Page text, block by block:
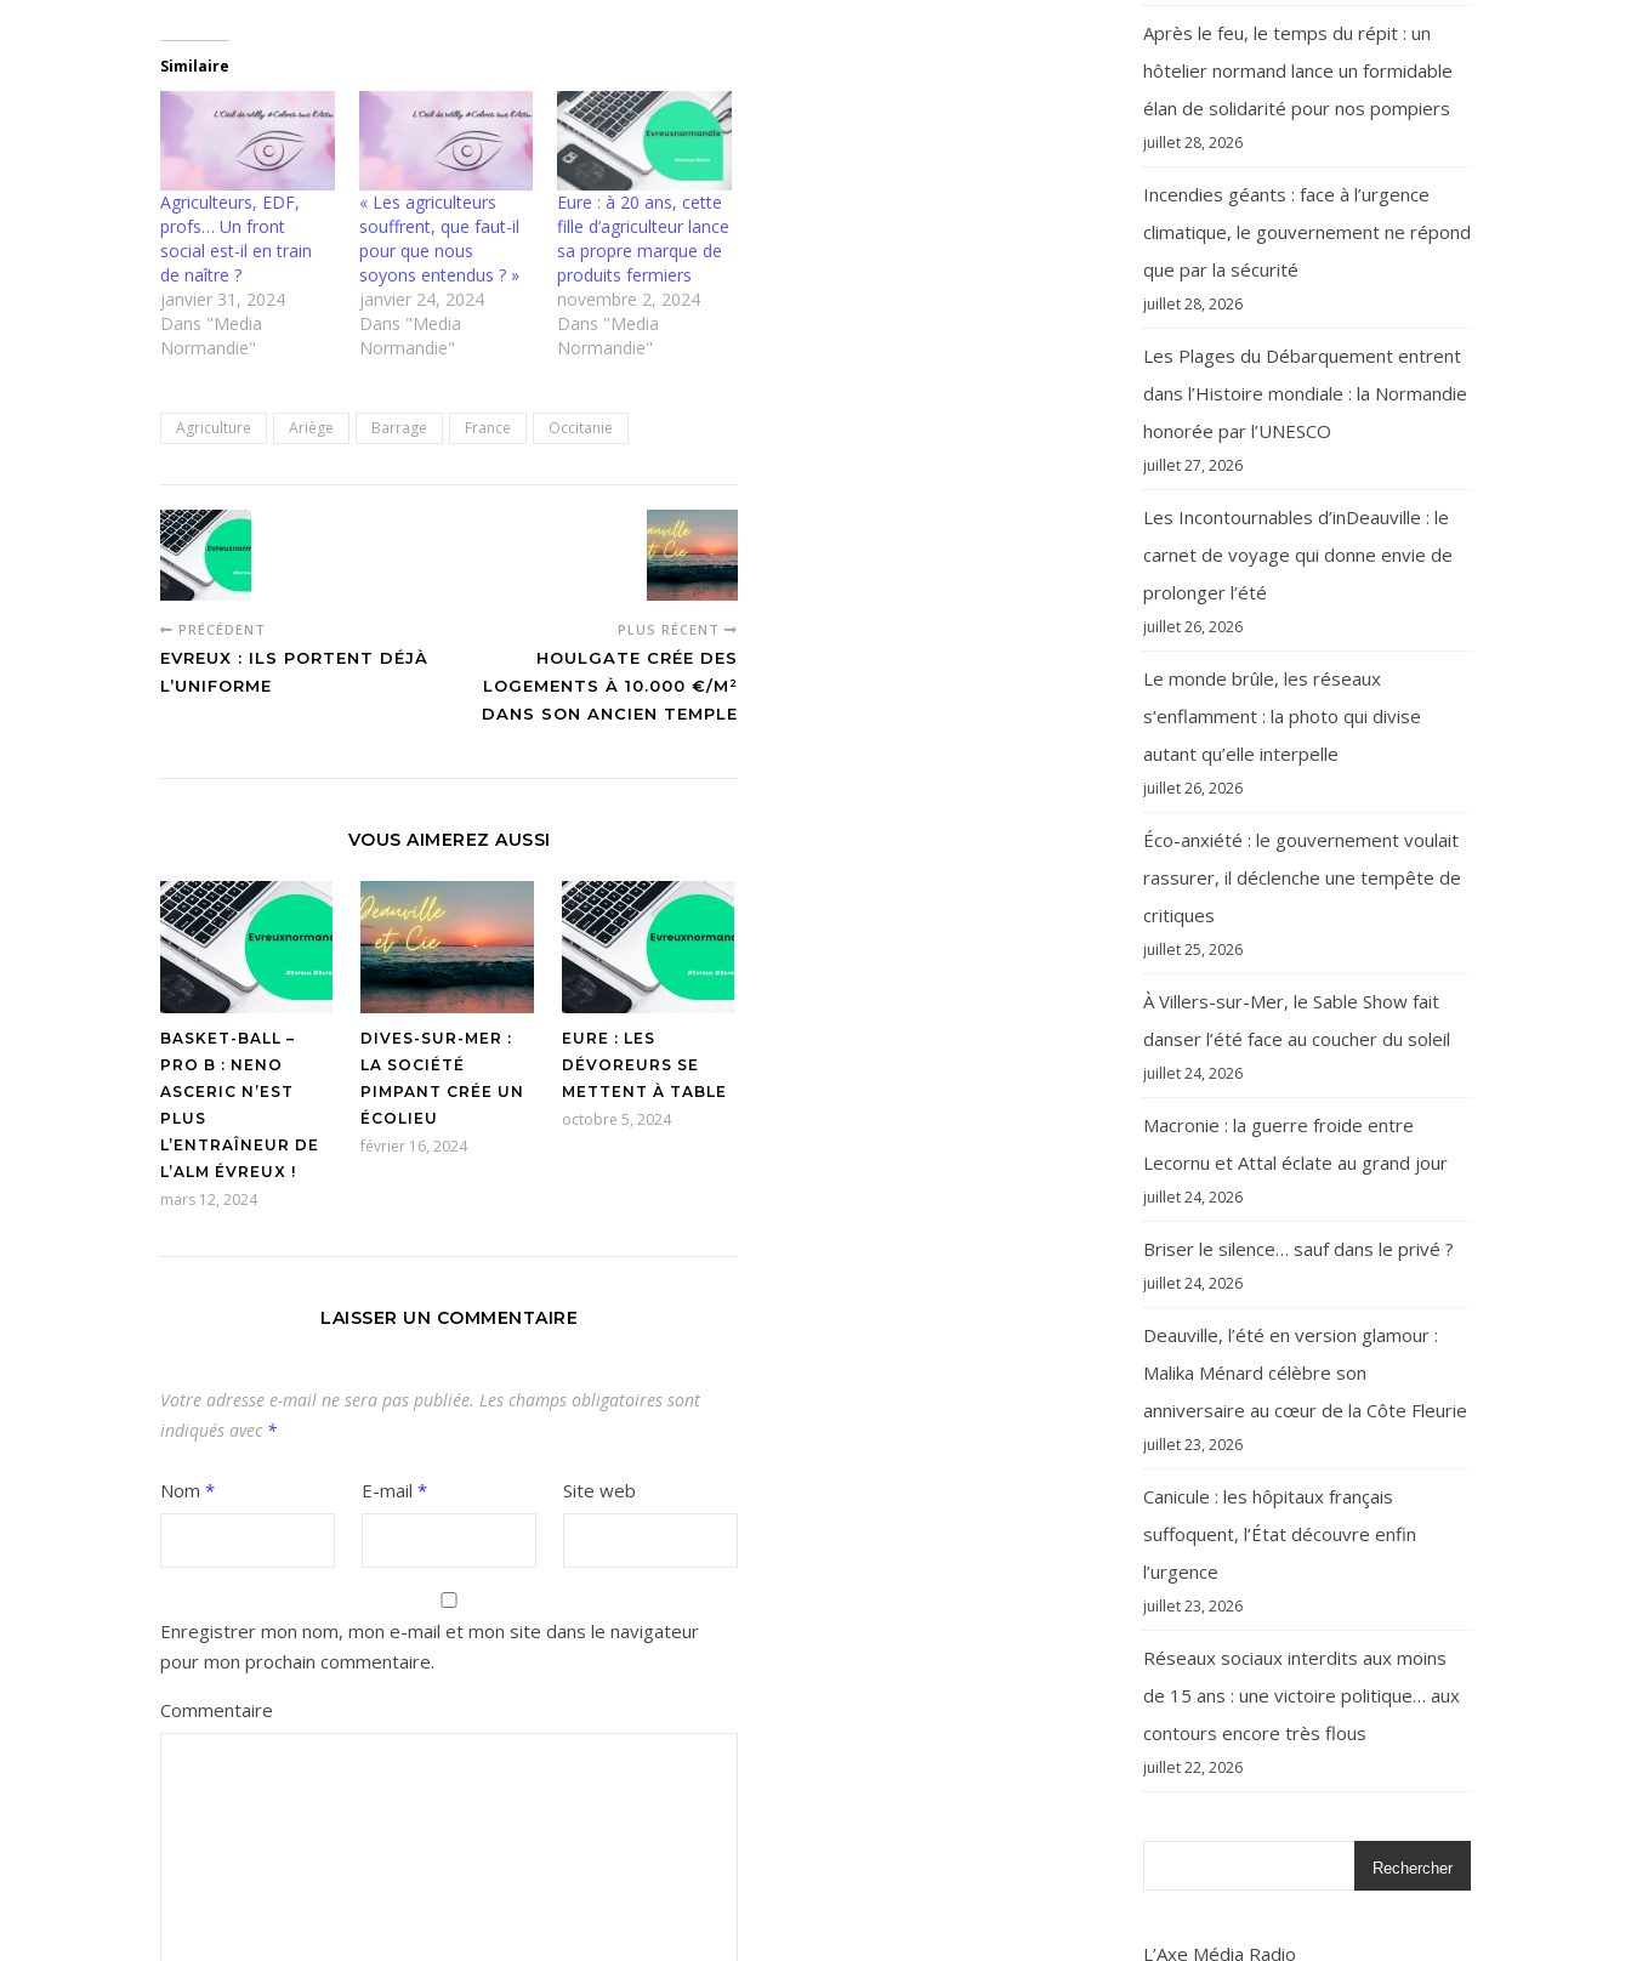
Similaire
Agriculteurs, EDF,
profs… Un front
social est-il en train
de naître ?
janvier 31, 2024
Dans "Media
Normandie"
« Les agriculteurs
souffrent, que faut-il
pour que nous
soyons entendus ? »
janvier 24, 2024
Dans "Media
Normandie"
Eure : à 20 ans, cette
fille d’agriculteur lance
sa propre marque de
produits fermiers
novembre 2, 2024
Dans "Media
Normandie"
Agriculture Ariège Barrage France Occitanie
PRÉCÉDENT
EVREUX : ILS PORTENT DÉJÀ
L’UNIFORME
PLUS RÉCENT
HOULGATE CRÉE DES
LOGEMENTS À 10.000 €/M²
DANS SON ANCIEN TEMPLE
VOUS AIMEREZ AUSSI
BASKET-BALL –
PRO B : NENO
ASCERIC N’EST
PLUS
L’ENTRAÎNEUR DE
L’ALM ÉVREUX !
mars 12, 2024
DIVES-SUR-MER :
LA SOCIÉTÉ
PIMPANT CRÉE UN
ÉCOLIEU
février 16, 2024
EURE : LES
DÉVOREURS SE
METTENT À TABLE
octobre 5, 2024
LAISSER UN COMMENTAIRE
Votre adresse e-mail ne sera pas publiée. Les champs obligatoires sont
indiqués avec *
Nom * E-mail * Site web
Enregistrer mon nom, mon e-mail et mon site dans le navigateur
pour mon prochain commentaire.
Commentaire
Après le feu, le temps du répit : un
hôtelier normand lance un formidable
élan de solidarité pour nos pompiers
juillet 28, 2026
Incendies géants : face à l’urgence
climatique, le gouvernement ne répond
que par la sécurité
juillet 28, 2026
Les Plages du Débarquement entrent
dans l’Histoire mondiale : la Normandie
honorée par l’UNESCO
juillet 27, 2026
Les Incontournables d’inDeauville : le
carnet de voyage qui donne envie de
prolonger l’été
juillet 26, 2026
Le monde brûle, les réseaux
s’enflamment : la photo qui divise
autant qu’elle interpelle
juillet 26, 2026
Éco-anxiété : le gouvernement voulait
rassurer, il déclenche une tempête de
critiques
juillet 25, 2026
À Villers-sur-Mer, le Sable Show fait
danser l’été face au coucher du soleil
juillet 24, 2026
Macronie : la guerre froide entre
Lecornu et Attal éclate au grand jour
juillet 24, 2026
Briser le silence… sauf dans le privé ?
juillet 24, 2026
Deauville, l’été en version glamour :
Malika Ménard célèbre son
anniversaire au cœur de la Côte Fleurie
juillet 23, 2026
Canicule : les hôpitaux français
suffoquent, l’État découvre enfin
l’urgence
juillet 23, 2026
Réseaux sociaux interdits aux moins
de 15 ans : une victoire politique… aux
contours encore très flous
juillet 22, 2026
Rechercher
L’Axe Média Radio